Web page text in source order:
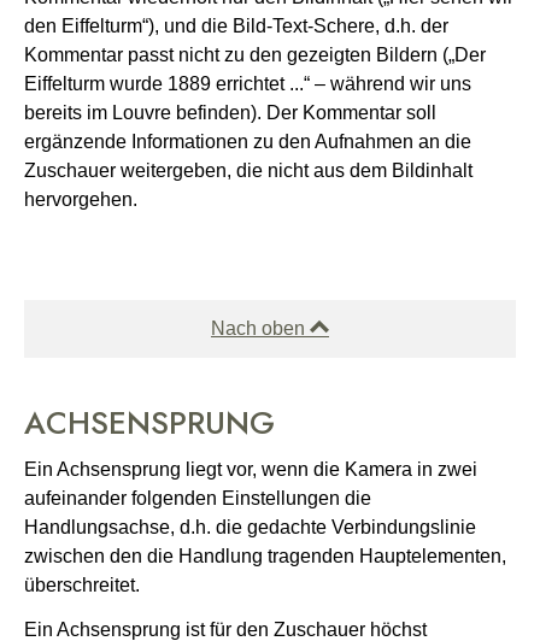
den Eiffelturm“), und die Bild-Text-Schere, d.h. der
Kommentar passt nicht zu den gezeigten Bildern („Der
Eiffelturm wurde 1889 errichtet ...“ – während wir uns
bereits im Louvre befinden). Der Kommentar soll
ergänzende Informationen zu den Aufnahmen an die
Zuschauer weitergeben, die nicht aus dem Bildinhalt
hervorgehen.
Nach oben
ACHSENSPRUNG
Ein Achsensprung liegt vor, wenn die Kamera in zwei
aufeinander folgenden Einstellungen die
Handlungsachse, d.h. die gedachte Verbindungslinie
zwischen den die Handlung tragenden Hauptelementen,
überschreitet.
Ein Achsensprung ist für den Zuschauer höchst